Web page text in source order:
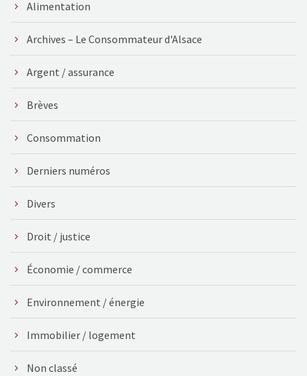
Alimentation
Archives – Le Consommateur d'Alsace
Argent / assurance
Brèves
Consommation
Derniers numéros
Divers
Droit / justice
Économie / commerce
Environnement / énergie
Immobilier / logement
Non classé